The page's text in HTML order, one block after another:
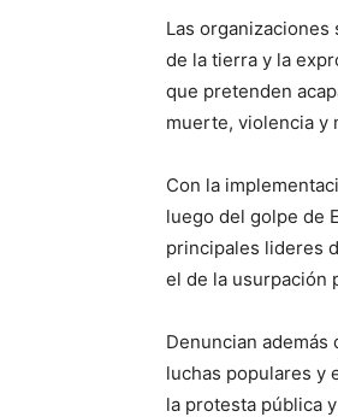
Las
de la tierra y la
que pretenden
muerte, violencia y
Con la
luego del golpe de
principales lideres
el de la usurpación
Denuncian
luchas populares y
la protesta pública